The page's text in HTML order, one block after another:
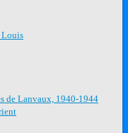
Louis
de Lanvaux, 1940-1944